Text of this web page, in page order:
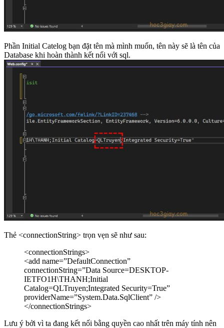
Phần Initial Catelog bạn đặt tên mà mình muốn, tên này sẽ là tên của
Database khi hoàn thành kết nối với sql.
Thẻ <connectionString> trọn vẹn sẽ như sau:
<connectionStrings>
<add name=”DefaultConnection”
connectionString=”Data Source=DESKTOP-
IETFO1H\THANH;Initial
Catalog=QLTruyen;Integrated Security=True”
providerName=”System.Data.SqlClient” />
</connectionStrings>
Lưu ý bởi vì ta đang kết nối bằng quyền cao nhất trên máy tính nên